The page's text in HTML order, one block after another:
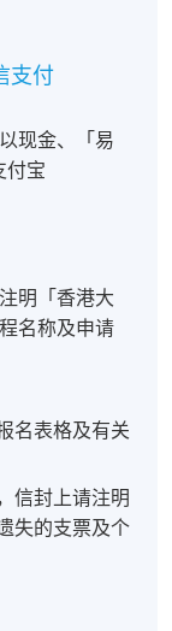
支付
现金、「易
付宝
明「香港大
名称及申请
名表格及有关
信封上请注明
失的支票及个